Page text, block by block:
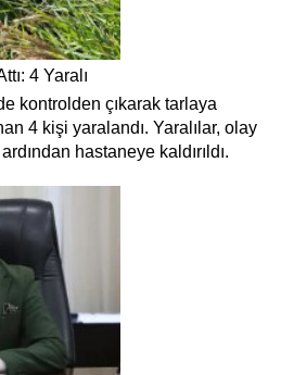
4 Yaralı
kontrolden çıkarak tarlaya
4 kişi yaralandı. Yaralılar, olay
hastaneye kaldırıldı.